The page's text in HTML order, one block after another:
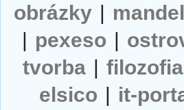
obrázky |
| pexeso |
tvorba | filozofia
elsico | it-